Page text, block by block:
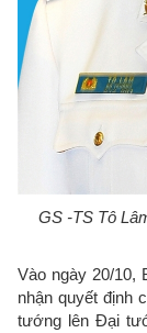
GS -TS Tô
Vào ngày 20/10,
nhận quyết định
tướng lên Đại